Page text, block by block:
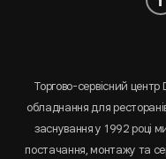
Торгово-сервісний
обладнання для
заснування у 1992 році
постачання, монтажу та